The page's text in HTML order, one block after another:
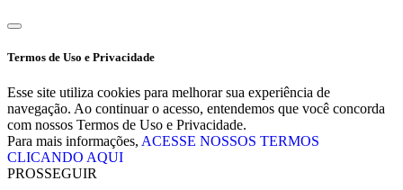
Termos de Uso e Privacidade
Esse site utiliza cookies para melhorar sua experiência de
navegação. Ao continuar o acesso, entendemos que você concorda
com nossos Termos de Uso e Privacidade.
Para mais informações, ACESSE NOSSOS TERMOS
CLICANDO AQUI
PROSSEGUIR